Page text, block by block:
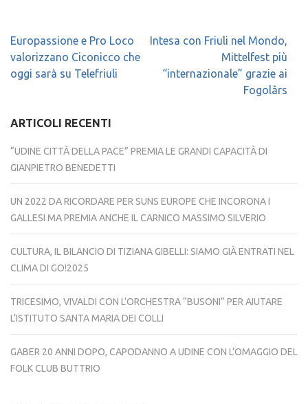
Navigazione
articoli
Europassione e Pro Loco
valorizzano Ciconicco che
oggi sarà su Telefriuli
Intesa con Friuli nel Mondo,
Mittelfest più
“internazionale” grazie ai
Fogolârs
ARTICOLI RECENTI
“UDINE CITTÀ DELLA PACE” PREMIA LE GRANDI CAPACITÀ DI
GIANPIETRO BENEDETTI
UN 2022 DA RICORDARE PER SUNS EUROPE CHE INCORONA I
GALLESI MA PREMIA ANCHE IL CARNICO MASSIMO SILVERIO
CULTURA, IL BILANCIO DI TIZIANA GIBELLI: SIAMO GIÀ ENTRATI NEL
CLIMA DI GO!2025
TRICESIMO, VIVALDI CON L’ORCHESTRA “BUSONI” PER AIUTARE
L’ISTITUTO SANTA MARIA DEI COLLI
GABER 20 ANNI DOPO, CAPODANNO A UDINE CON L’OMAGGIO DEL
FOLK CLUB BUTTRIO